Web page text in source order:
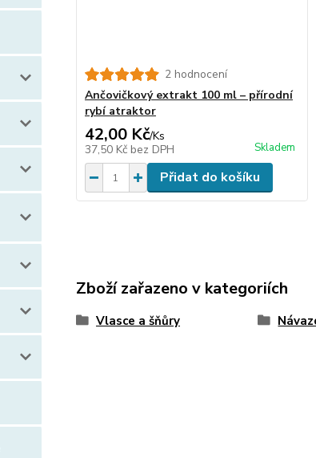
2 hodnocení
Ančovičkový extrakt 100 ml – přírodní
rybí atraktor
42,00 Kč/Ks
37,50 Kč bez DPH Skladem
Přidat do košíku
Zboží zařazeno v kategoriích
Vlasce a šňůry